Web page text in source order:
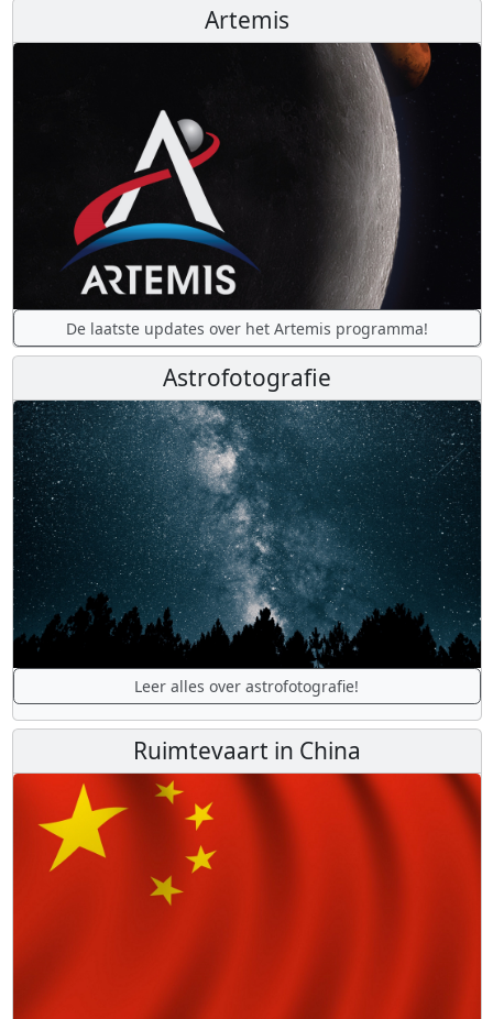
Artemis
De laatste updates over het Artemis programma!
Astrofotografie
Leer alles over astrofotografie!
Ruimtevaart in China